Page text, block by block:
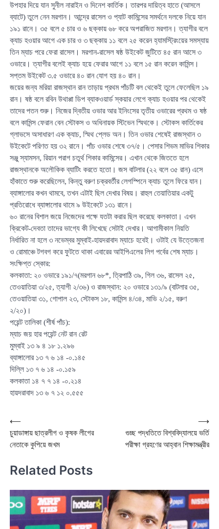
উপহার দিয়ে যান সুনীল নারাইন ও দিনেশ কার্তিক। তারপর দায়িত্ব হাতে (আসলে
ব্যাটে) তুলে নেন মরগান। আন্দ্রে রাসেল ও প্যাট কামিন্সের সমর্থনে দলকে নিয়ে যান
১৯১ রানে। ৩৫ বলে ৫ চার ও ৬ ছক্কায় ৬৮ করে অপরাজিত মরগান। ত্যাগীর বলে
ক্যাচ হওয়ার আগে এক চার ও ৩ ছক্কায় ১১ বলে ২৫ করেন হ্যামস্ট্রিংয়ের সমস্যায়
তিন ম্যাচ পরে ফেরা রাসেল। মরগান-রাসেল ষষ্ঠ উইকেট জুটিতে ৪৫ রান আসে ৩
ওভারে। ত্যাগীর বলেই ক্যাচ হয়ে ফেরার আগে ১১ বলে ১৫ রান করেন কামিন্স।
সপ্তম উইকেট ৩.৫ ওভারে ৪০ রান যোগ হয় ৪০ রান।
জয়ের জন্য মরিয়া রাজস্থান রান তাড়ায় প্রথম পাঁচটি বল থেকেই তুলে ফেলেছিল ১৯
রান। ষষ্ঠ বলে রবিন উথাপ্পা ডিপ ব্যাকওয়ার্ড স্কয়ার লেগে ক্যাচ হওয়ার পর থেকেই
তাদের পতন শুরু। নিজের দ্বিতীয় ওভার আর ইনিংসের তৃতীয় ওভারের প্রথম ও ষষ্ঠ
বলে কামিন্স ফেরান বেন স্টোকস ও অধিনায়ক স্টিভেন স্মিথকে। স্টোকস কার্তিকের
গ্লাভসে অসাধারণ এক ক্যাচ, স্মিথ প্লেড অন। তিন ওভার শেষেই রাজস্থান ৩
উইকেটে পরিণত হয় ৩২ রানে। পাঁচ ওভার শেষে ৩৭/৫। পেসার শিভম মাভির শিকার
সঞ্জু স্যামসন, রিয়ান পরাগ চতুর্থ শিকার কামিন্সের। এখান থেকে জিততে হলে
রাজস্থানকে অলৌকিক ব্যাটিং করতে হতো। জস বাটলার (২২ বলে ৩৫ রান) এসে
হাঁকাতে শুরু করেছিলেন, কিন্তু বরুণ চক্রবর্তীর লেগস্পিনে ক্যাচ তুলে ফিরে যান।
ব্যাঙ্গালোর কখন থামবে, তখন এটাই ছিল দেখার বিষয়। রাহুল তেয়াতিয়ার একটু
প্রতিরোধে ব্যাঙ্গালোর থামে ৯ উইকেটে ১৩১ রানে।
৬০ রানের বিশাল জয়ে নিজেদের পক্ষে যতটা করার ছিল করেছে কলকাতা। এখন
ক্রিকেট-দেবতা তাদের ভাগ্যে কী লিখেছে সেটাই দেখার। আগামীকাল নিয়তি
নির্ধারিত না হলে ৩ নভেম্বর মুম্বাই-হায়দরাবাদ ম্যাচে হবেই। ওটাই যে উত্তেজনা
ও রোমাঞ্চে টগবগ করে ফুটতে থাকা এবারের আইপিএলের লিগ পর্বের শেষ ম্যাচ।
সংক্ষিপ্ত স্কোর:
কলকাতা: ২০ ওভারে ১৯১/৭(মরগান ৬৮*, ত্রিপাঠি ৩৯, গিল ৩৬, রাসেল ২৫,
তেওয়াতিয়া ৩/২৫, ত্যাগী ২/৩৬) ও রাজস্থান: ২০ ওভারে ১৩১/৯ (বাটলার ৩৫,
তেওয়াতিয়া ৩১, গোপাল ২৩, স্টোকস ১৮, কামিন্স ৪/৩৪, মাভি ২/১৫, বরুণ
২/২০)।
পয়েন্ট তালিকা (শীর্ষ পাঁচ):
ম্যাচ জয় হার পয়েন্ট নেট রান রেট
মুম্বাই ১৩ ৯ ৪ ১৮ ১.২৯৬
ব্যাঙ্গালোর ১৩ ৭ ৬ ১৪ -০.১৪৫
দিল্লি ১৩ ৭ ৬ ১৪ -০.১৫৯
কলকাতা ১৪ ৭ ৭ ১৪ -০.২১৪
হায়দরাবাদ ১৩ ৬ ৭ ১২ ০.৫৫৫
Post
navigation
⟵
চুয়াডাঙ্গায় ছাত্রলীগ ও কৃষক লীগের
নেতাকে কুপিয়ে জখম
গুচ্ছ পদ্ধতিতে বিশ্ববিদ্যালয়ে ভর্তি
পরীক্ষা গ্রহণের আহ্বান শিক্ষামন্ত্রীর
⟶
Related Posts